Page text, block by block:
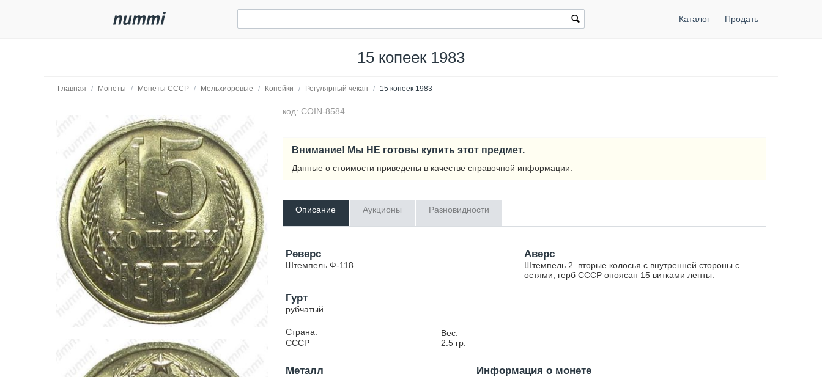
Каталог Продать
15 копеек 1983
Главная / Монеты / Монеты СССР / Мельхиоровые / Копейки / Регулярный чекан / 15 копеек 1983
код: COIN-8584
Внимание! Мы НЕ готовы купить этот предмет.
Данные о стоимости приведены в качестве справочной информации.
Описание Аукционы Разновидности
Реверс
Штемпель Ф-118.
Аверс
Штемпель 2. вторые колосья с внутренней стороны с
остями, герб СССР опоясан 15 витками ленты.
Гурт
рубчатый.
Страна:
СССР
Вес:
2.5гр.
Металл Информация о монете